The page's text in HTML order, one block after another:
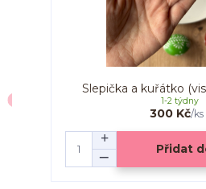
Slepička a kuřátko
300 Kč/ks
1-2 týdny
Přidat